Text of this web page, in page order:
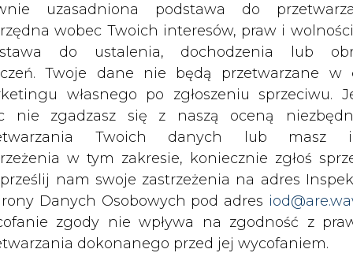
uzasadniona podstawa do
wobec Twoich interesów, praw i
do ustalenia, dochodzenia lub
Twoje dane nie będą przetwarzane w
własnego po zgłoszeniu sprzeciwu.
nie zgadzasz się z naszą oceną
Twoich danych lub masz
w tym zakresie, koniecznie zgłoś
prześlij nam swoje zastrzeżenia na adres
Danych Osobowych pod adres
zgody nie wpływa na zgodność z
dokonanego przed jej wycofaniem.
konsumentów w Szczecinie. Według
trafić osobne pismo pod nazwą
że większość odbiorców energii stara się
powinien usunąć adnotację z faktury.
do Rzecznika Praw Obywatelskich. Biuro
na fakturze VAT, że stanowi ona
- Umowa sprzedaży energii musi określać
ministra gospodarki w sprawie
termin płatności w umowie i na fakturze,
ponieważ odbiorca musiałby zapłacić
to zrobić w ustalonym terminie.
powiadomił, że wycofuje się ze spornej